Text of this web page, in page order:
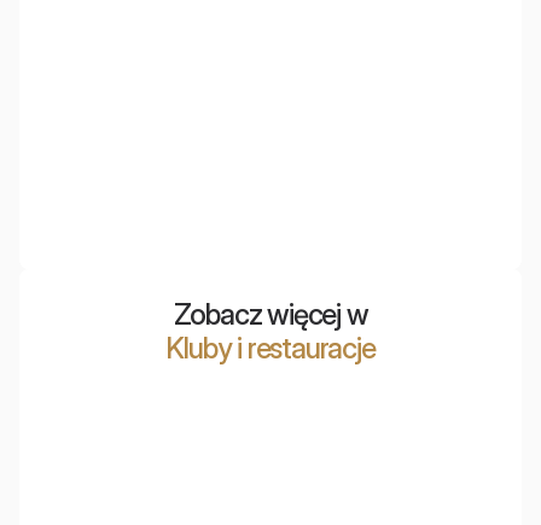
Zobacz więcej w
Kluby i restauracje